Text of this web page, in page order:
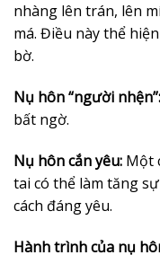
nhàng lên trán, lên
má. Điều này thể
bờ.
Nụ hôn “người nhện”:
bất ngờ.
Nụ hôn cắn yêu: Một
tai có thể làm tăng
cách đáng yêu.
Hành trình của nụ